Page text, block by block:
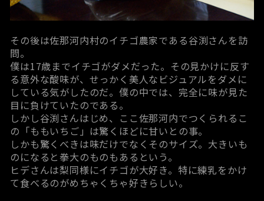
その後は佐那河内村のイチゴ農家である谷渕さんを訪
問。
僕は17歳までイチゴがダメだった。その見かけに反す
る意外な酸味が、せっかく美人なビジュアルをダメに
している気がしたのだ。僕の中では、完全に味が見た
目に負けていたのである。
しかし谷渕さんはじめ、ここ佐那河内でつくられるこ
の「ももいちご」は驚くほどに甘いとの事。
しかも驚くべきは味だけでなくそのサイズ。大きいも
のになると拳大のものもあるという。
ヒデさんは梨同様にイチゴが大好き。特に練乳をかけ
て食べるのがめちゃくちゃ好きらしい。